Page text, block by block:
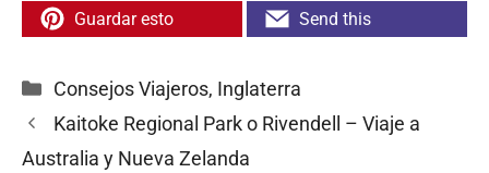
Guardar esto
Send this
Categorías
Consejos Viajeros, Inglaterra
Kaitoke Regional Park o Rivendell – Viaje a
Australia y Nueva Zelanda